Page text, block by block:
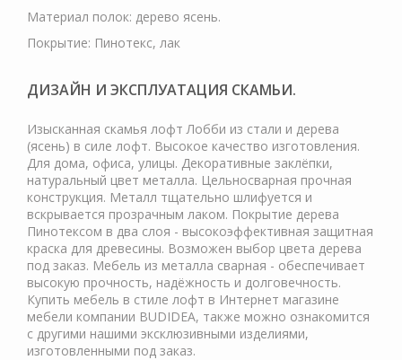
Материал полок: дерево ясень.
Покрытие: Пинотекс, лак
ДИЗАЙН И ЭКСПЛУАТАЦИЯ СКАМЬИ.
Изысканная скамья лофт Лобби из стали и дерева
(ясень) в силе лофт. Высокое качество изготовления.
Для дома, офиса, улицы. Декоративные заклёпки,
натуральный цвет металла. Цельносварная прочная
конструкция. Металл тщательно шлифуется и
вскрывается прозрачным лаком. Покрытие дерева
Пинотексом в два слоя - высокоэффективная защитная
краска для древесины. Возможен выбор цвета дерева
под заказ. Мебель из металла сварная - обеспечивает
высокую прочность, надёжность и долговечность.
Купить мебель в стиле лофт в Интернет магазине
мебели компании BUDIDEA, также можно ознакомится
с другими нашими эксклюзивными изделиями,
изготовленными под заказ.